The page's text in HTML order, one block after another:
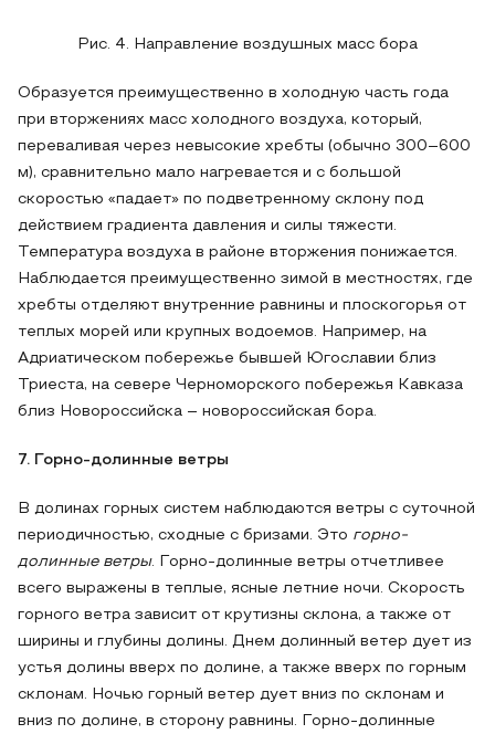
Рис. 4. Направление воздушных масс бора
Образуется преимущественно в холодную часть года
при вторжениях масс холодного воздуха, который,
переваливая через невысокие хребты (обычно 300–600
м), сравнительно мало нагревается и с большой
скоростью «падает» по подветренному склону под
действием градиента давления и силы тяжести.
Температура воздуха в районе вторжения понижается.
Наблюдается преимущественно зимой в местностях, где
хребты отделяют внутренние равнины и плоскогорья от
теплых морей или крупных водоемов. Например, на
Адриатическом побережье бывшей Югославии близ
Триеста, на севере Черноморского побережья Кавказа
близ Новороссийска – новороссийская бора.
7. Горно-долинные ветры
В долинах горных систем наблюдаются ветры с суточной
периодичностью, сходные с бризами. Это горно-
долинные ветры. Горно-долинные ветры отчетливее
всего выражены в теплые, ясные летние ночи. Скорость
горного ветра зависит от крутизны склона, а также от
ширины и глубины долины. Днем долинный ветер дует из
устья долины вверх по долине, а также вверх по горным
склонам. Ночью горный ветер дует вниз по склонам и
вниз по долине, в сторону равнины. Горно-долинные